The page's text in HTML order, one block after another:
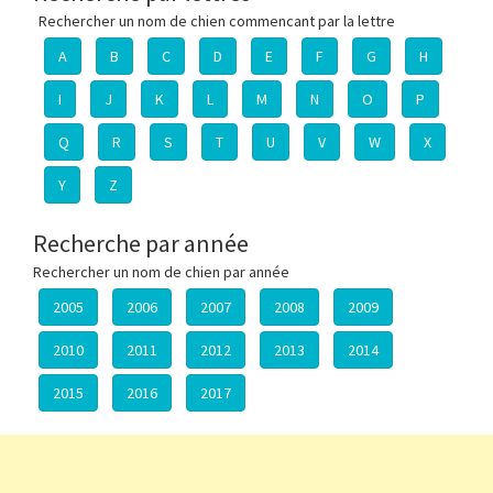
Rechercher un nom de chien commencant par la lettre
A
B C D E F G H
I J K L M N O P
Q R S T U V W X
Y Z
Recherche par année
Rechercher un nom de chien par année
2005
2006 2007 2008 2009
2010 2011 2012 2013 2014
2015 2016 2017